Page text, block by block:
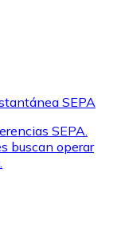
SEPA
SEPA.
buscan operar